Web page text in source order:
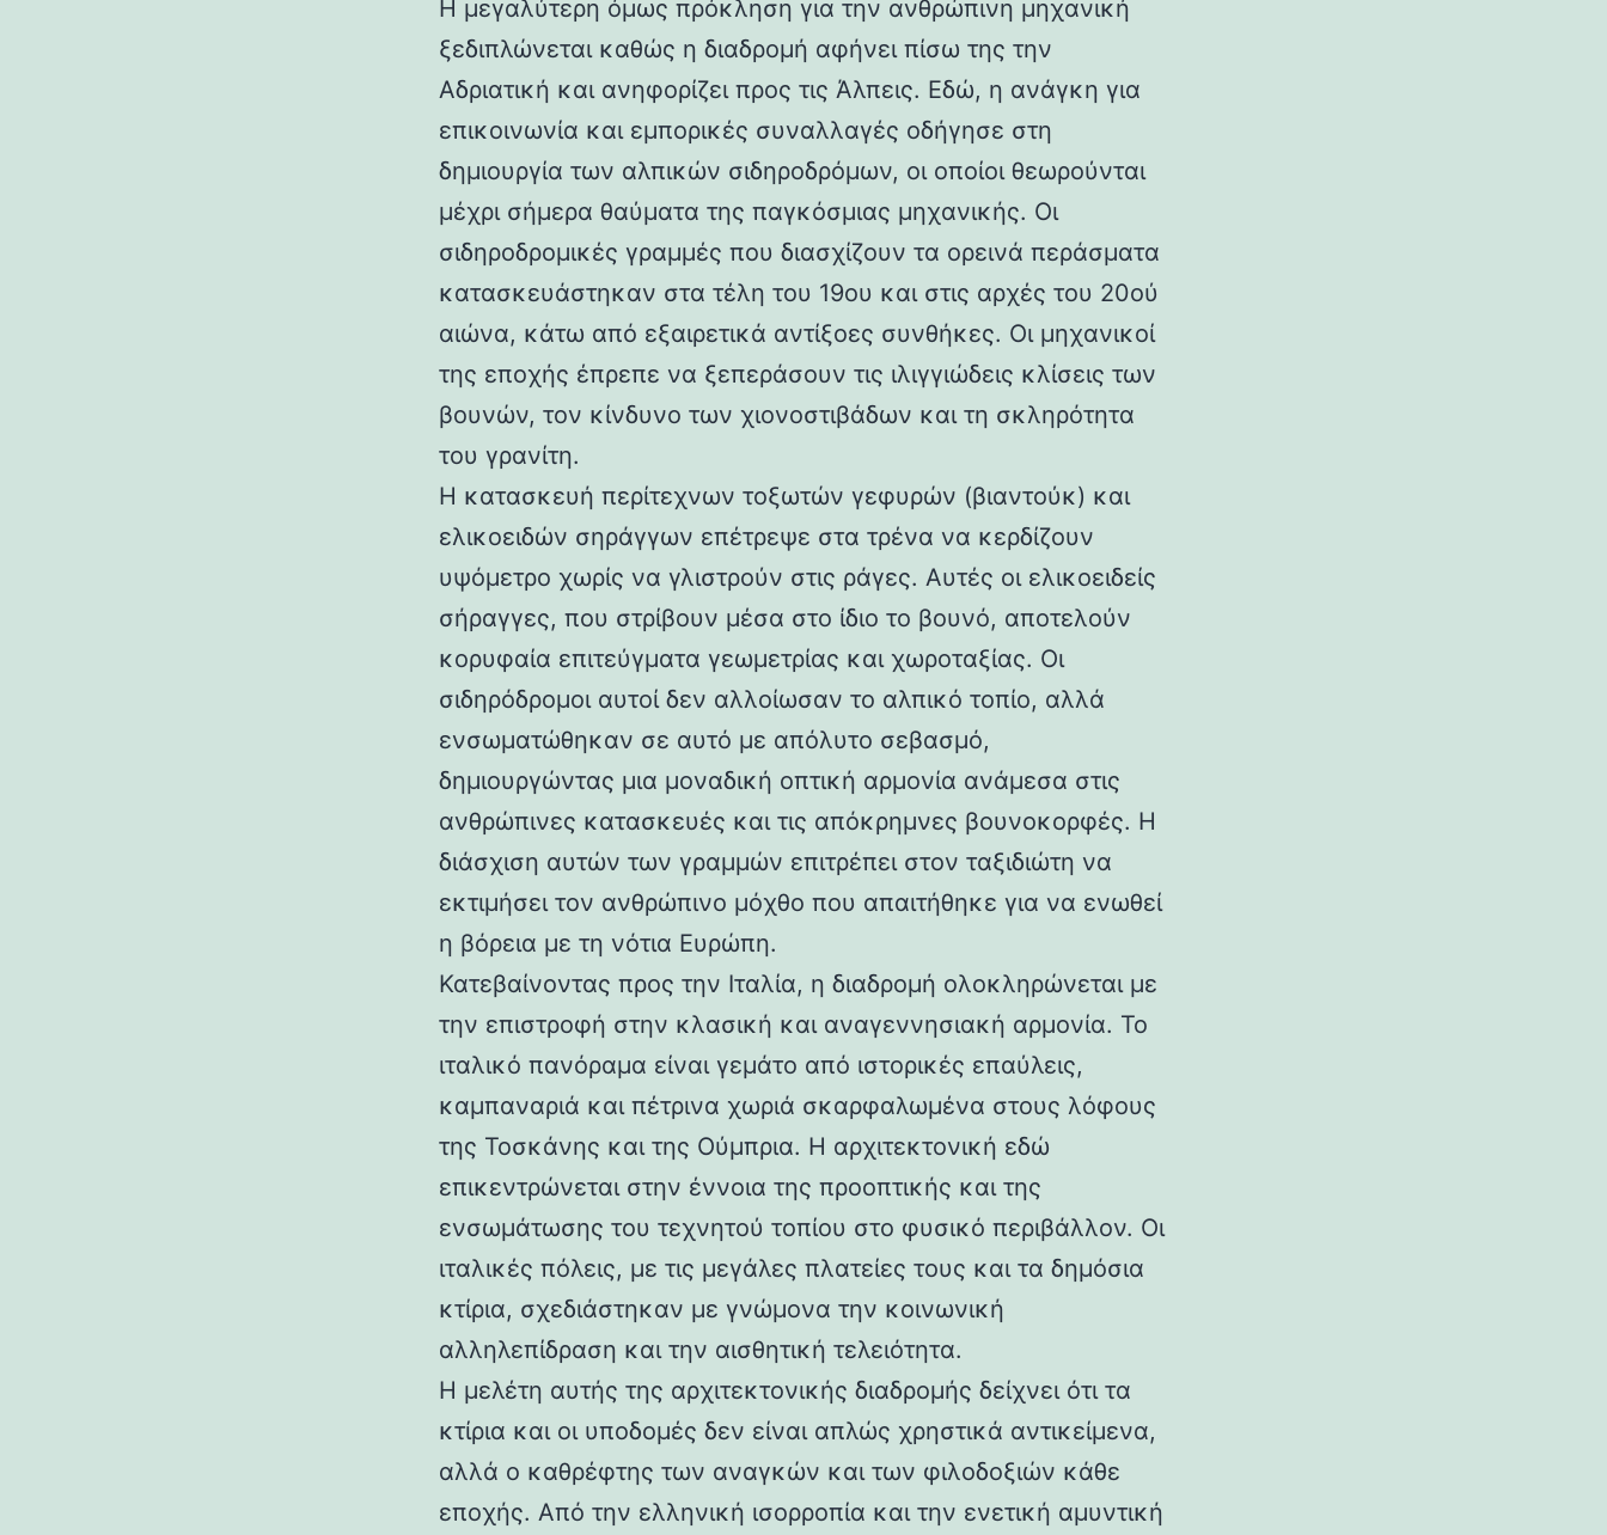
Η μεγαλύτερη όμως πρόκληση για την ανθρώπινη μηχανική
ξεδιπλώνεται καθώς η διαδρομή αφήνει πίσω της την
Αδριατική και ανηφορίζει προς τις Άλπεις. Εδώ, η ανάγκη για
επικοινωνία και εμπορικές συναλλαγές οδήγησε στη
δημιουργία των αλπικών σιδηροδρόμων, οι οποίοι θεωρούνται
μέχρι σήμερα θαύματα της παγκόσμιας μηχανικής. Οι
σιδηροδρομικές γραμμές που διασχίζουν τα ορεινά περάσματα
κατασκευάστηκαν στα τέλη του 19ου και στις αρχές του 20ού
αιώνα, κάτω από εξαιρετικά αντίξοες συνθήκες. Οι μηχανικοί
της εποχής έπρεπε να ξεπεράσουν τις ιλιγγιώδεις κλίσεις των
βουνών, τον κίνδυνο των χιονοστιβάδων και τη σκληρότητα
του γρανίτη.
Η κατασκευή περίτεχνων τοξωτών γεφυρών (βιαντούκ) και
ελικοειδών σηράγγων επέτρεψε στα τρένα να κερδίζουν
υψόμετρο χωρίς να γλιστρούν στις ράγες. Αυτές οι ελικοειδείς
σήραγγες, που στρίβουν μέσα στο ίδιο το βουνό, αποτελούν
κορυφαία επιτεύγματα γεωμετρίας και χωροταξίας. Οι
σιδηρόδρομοι αυτοί δεν αλλοίωσαν το αλπικό τοπίο, αλλά
ενσωματώθηκαν σε αυτό με απόλυτο σεβασμό,
δημιουργώντας μια μοναδική οπτική αρμονία ανάμεσα στις
ανθρώπινες κατασκευές και τις απόκρημνες βουνοκορφές. Η
διάσχιση αυτών των γραμμών επιτρέπει στον ταξιδιώτη να
εκτιμήσει τον ανθρώπινο μόχθο που απαιτήθηκε για να ενωθεί
η βόρεια με τη νότια Ευρώπη.
Κατεβαίνοντας προς την Ιταλία, η διαδρομή ολοκληρώνεται με
την επιστροφή στην κλασική και αναγεννησιακή αρμονία. Το
ιταλικό πανόραμα είναι γεμάτο από ιστορικές επαύλεις,
καμπαναριά και πέτρινα χωριά σκαρφαλωμένα στους λόφους
της Τοσκάνης και της Ούμπρια. Η αρχιτεκτονική εδώ
επικεντρώνεται στην έννοια της προοπτικής και της
ενσωμάτωσης του τεχνητού τοπίου στο φυσικό περιβάλλον. Οι
ιταλικές πόλεις, με τις μεγάλες πλατείες τους και τα δημόσια
κτίρια, σχεδιάστηκαν με γνώμονα την κοινωνική
αλληλεπίδραση και την αισθητική τελειότητα.
Η μελέτη αυτής της αρχιτεκτονικής διαδρομής δείχνει ότι τα
κτίρια και οι υποδομές δεν είναι απλώς χρηστικά αντικείμενα,
αλλά ο καθρέφτης των αναγκών και των φιλοδοξιών κάθε
εποχής. Από την ελληνική ισορροπία και την ενετική αμυντική